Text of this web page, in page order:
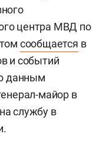
центра МВД по
сообщается в
и событий
данным
майор в
службу в